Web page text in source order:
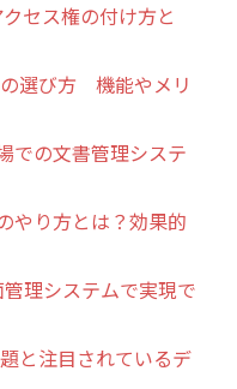
セス権の付け方と
選び方 機能やメリ
での文書管理システ
やり方とは？効果的
理システムで実現で
と注目されているデ